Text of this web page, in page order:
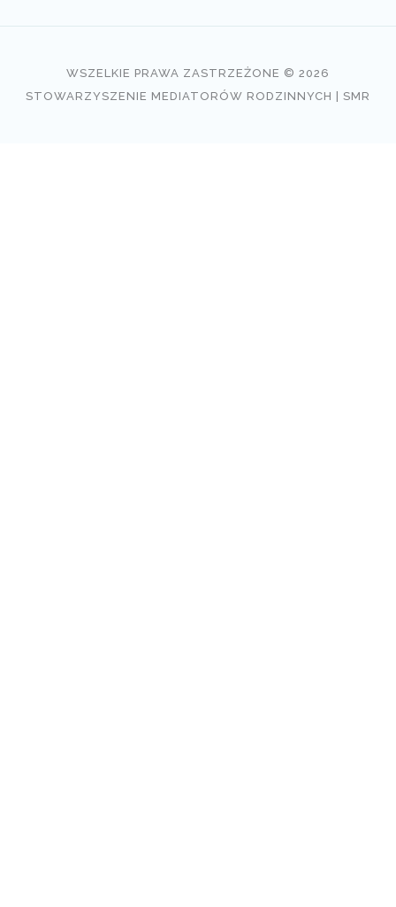
WSZELKIE PRAWA ZASTRZEŻONE © 2026
STOWARZYSZENIE MEDIATORÓW RODZINNYCH | SMR